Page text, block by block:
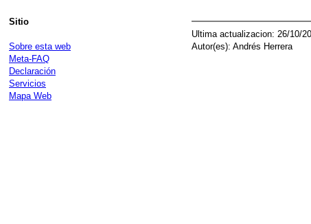
Sitio
Sobre esta web
Meta-FAQ
Declaración
Servicios
Mapa Web
Ultima actualizacion: 26/10/
Autor(es): Andrés Herrera